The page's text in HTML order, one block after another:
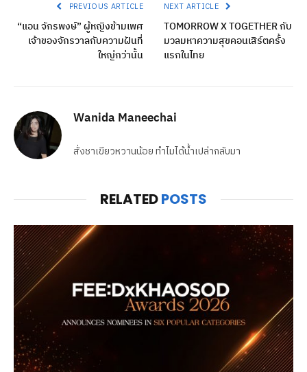
PREVIOUS ARTICLE
“แอน จักรพงษ์” ผู้หญิงข้ามเพศ
เจ้าของจักรวาลกับความฝันที่
ใหญ่กว่านั้น
NEXT ARTICLE
TOMORROW X TOGETHER กับ
มวลมหาความสุขคอนเสิร์ตครั้ง
แรกในไทย
Wanida Maneechai
สั่งชาเขียวหวานน้อย ทำไมได้น้ำเปล่ากลับมา
RELATEDPOSTS